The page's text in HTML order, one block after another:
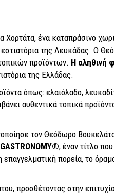
Χορτάτα, ένα καταπράσινο
της Λευκάδας. Ο
προϊόντων. Η αληθινή
της Ελλάδας.
όπως: ελαιόλαδο,
αυθεντικά τοπικά
τον Θεόδωρο
GASTRONOMY®, έναν τίτλο που
επαγγελματική πορεία, το
προσθέτοντας στην